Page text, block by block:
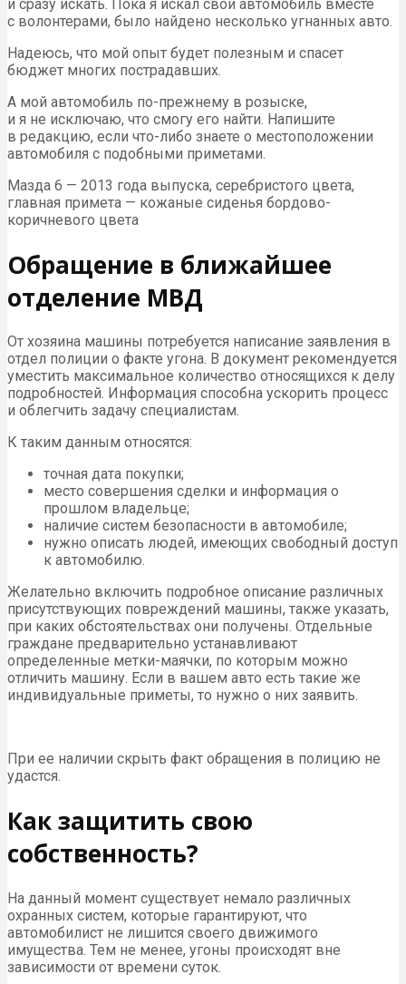
и сразу искать. Пока я искал свой автомобиль вместе
с волонтерами, было найдено несколько угнанных авто.
Надеюсь, что мой опыт будет полезным и спасет
бюджет многих пострадавших.
А мой автомобиль по-прежнему в розыске,
и я не исключаю, что смогу его найти. Напишите
в редакцию, если что-либо знаете о местоположении
автомобиля с подобными приметами.
Мазда 6 — 2013 года выпуска, серебристого цвета,
главная примета — кожаные сиденья бордово-
коричневого цвета
Обращение в ближайшее
отделение МВД
От хозяина машины потребуется написание заявления в
отдел полиции о факте угона. В документ рекомендуется
уместить максимальное количество относящихся к делу
подробностей. Информация способна ускорить процесс
и облегчить задачу специалистам.
К таким данным относятся:
точная дата покупки;
место совершения сделки и информация о
прошлом владельце;
наличие систем безопасности в автомобиле;
нужно описать людей, имеющих свободный доступ
к автомобилю.
Желательно включить подробное описание различных
присутствующих повреждений машины, также указать,
при каких обстоятельствах они получены. Отдельные
граждане предварительно устанавливают
определенные метки-маячки, по которым можно
отличить машину. Если в вашем авто есть такие же
индивидуальные приметы, то нужно о них заявить.
При ее наличии скрыть факт обращения в полицию не
удастся.
Как защитить свою
собственность?
На данный момент существует немало различных
охранных систем, которые гарантируют, что
автомобилист не лишится своего движимого
имущества. Тем не менее, угоны происходят вне
зависимости от времени суток.